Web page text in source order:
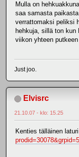
Mulla on
saa samasta
verrattomaksi peliksi
hehkuja, sillä ton kun
viikon yhteen
Just joo.
Elvisrc
21.10.07 - klo: 15.25
Kenties tälläinen